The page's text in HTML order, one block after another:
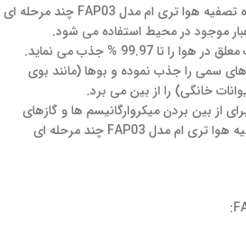
این فیلتر در دستگاه تصفیه هوا تری ام مدل FAP03 چند مرحله ای
موجود در محیط استفاده می شود.
تا 99.97 % جذب می نماید.
سمی را جذب نموده و بوها (مانند بوی
خانگی) را از بین می برد.
از بین بردن میکروارگانیسم ها و گازهای
فرّار، ویروس ها در دستگاه تصفیه هوا تری ام مدل FAP03 چند مرحله ای